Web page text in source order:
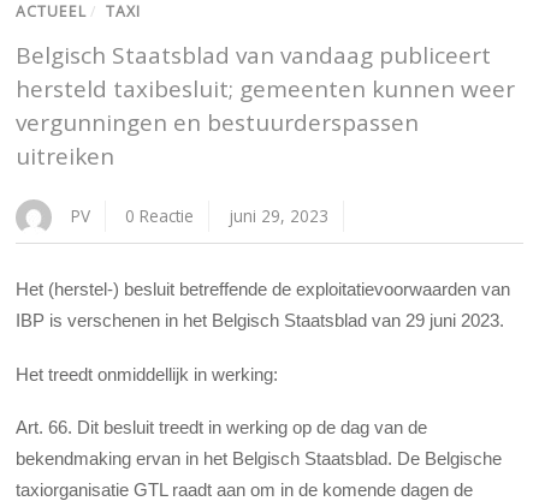
ACTUEEL / TAXI
Belgisch Staatsblad van vandaag publiceert
hersteld taxibesluit; gemeenten kunnen weer
vergunningen en bestuurderspassen
uitreiken
PV 0 Reactie juni 29, 2023
Het (herstel-) besluit betreffende de exploitatievoorwaarden van
IBP is verschenen in het Belgisch Staatsblad van 29 juni 2023.
Het treedt onmiddellijk in werking:
Art. 66. Dit besluit treedt in werking op de dag van de
bekendmaking ervan in het Belgisch Staatsblad. De Belgische
taxiorganisatie GTL raadt aan om in de komende dagen de